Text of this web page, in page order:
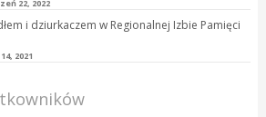
22, 2022
i dziurkaczem w Regionalnej Izbie Pamięci
2021